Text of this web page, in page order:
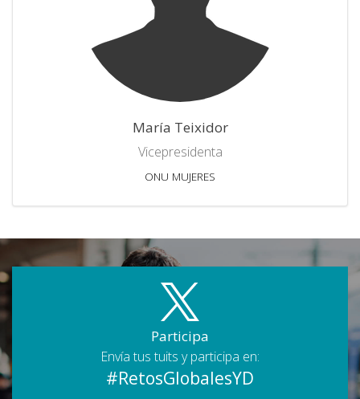
María Teixidor
Vicepresidenta
ONU MUJERES
Participa
Envía tus tuits y participa en:
#RetosGlobalesYD